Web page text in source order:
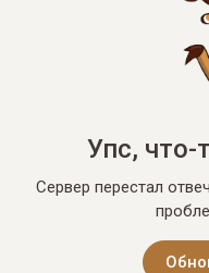
Упс, что-
Сервер перестал